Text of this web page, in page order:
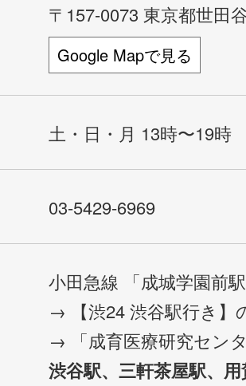
〒157-0073 東京都世田
Google Mapで見る
土・日・月 13時〜19時
03-5429-6969
小田急線 「成城学園前
→ 【渋24 渋谷駅行き】
→ 「成育医療研究セン
渋谷駅、三軒茶屋駅、